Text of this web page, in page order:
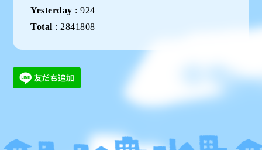
Yesterday :924
Total : 2841808